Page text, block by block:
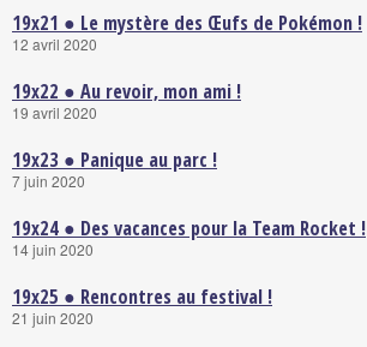
19x21 ● Le mystère des Œufs de Pokémon !
12 avril 2020
19x22 ● Au revoir, mon ami !
19 avril 2020
19x23 ● Panique au parc !
7 juin 2020
19x24 ● Des vacances pour la Team Rocket !
14 juin 2020
19x25 ● Rencontres au festival !
21 juin 2020